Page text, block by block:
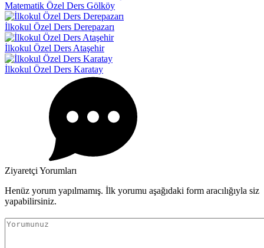
Matematik Özel Ders Gölköy
İlkokul Özel Ders Derepazarı
İlkokul Özel Ders Ataşehir
İlkokul Özel Ders Karatay
Ziyaretçi Yorumları
Henüz yorum yapılmamış. İlk yorumu aşağıdaki form aracılığıyla siz
yapabilirsiniz.